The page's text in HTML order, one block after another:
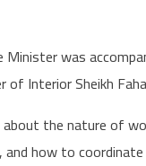
was
Interior Sheikh
the nature of
how to